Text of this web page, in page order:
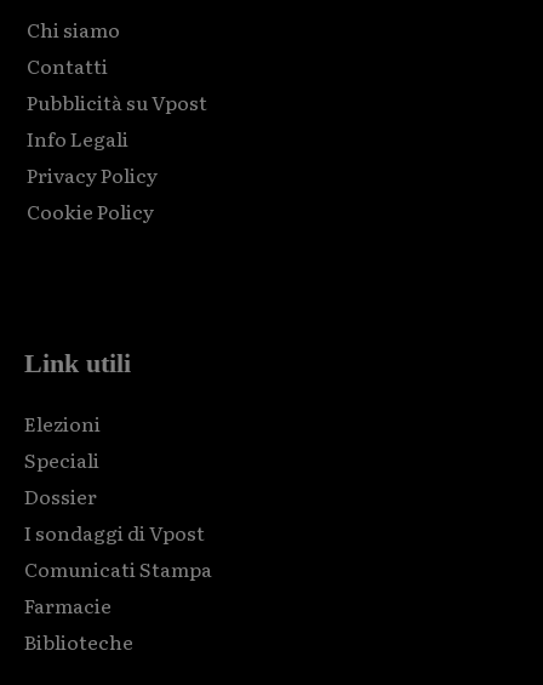
Chi siamo
Contatti
Pubblicità su Vpost
Info Legali
Privacy Policy
Cookie Policy
Link utili
Elezioni
Speciali
Dossier
I sondaggi di Vpost
Comunicati Stampa
Farmacie
Biblioteche